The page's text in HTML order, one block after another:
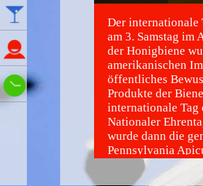
Namenstage
Wie spät ist es?
Der internationale
am 3. Samstag im
der Honigbiene
amerikanischen
öffentliches
Produkte der
internationale Tag
Nationaler
wurde dann die
Pennsylvania
welche den Tag
koordiniert.